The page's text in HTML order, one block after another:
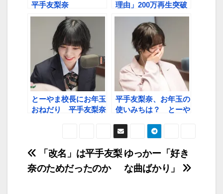
平手友梨奈 理由」200万再生突破
とーやま校長にお年玉
おねだり 平手友梨奈
平手友梨奈、お年玉の
使いみちは？ とーや
がいいんじゃねえ」
投
稿
ゆっかー「好き
な曲ばかり」
「改名」は平手友梨
奈のためだったのか